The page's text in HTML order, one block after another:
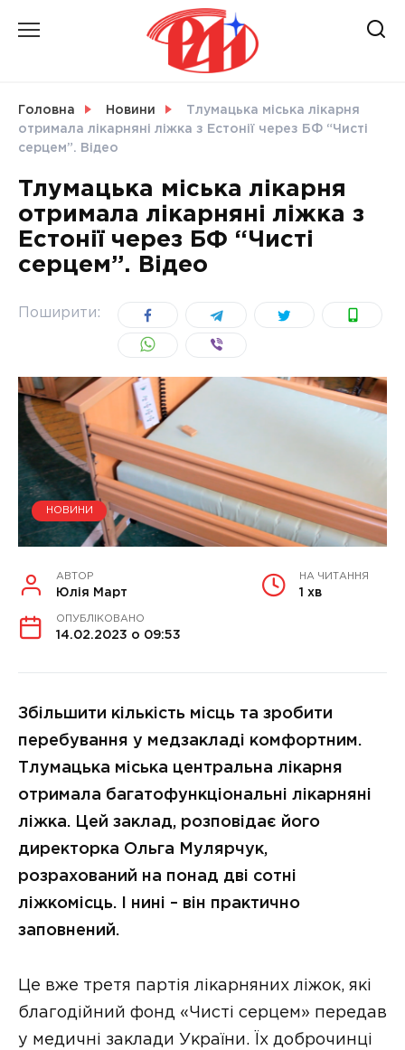
СВІТ
УКРАЇНА
Головна Новини
Тлумацька міська лікарня
отримала лікарняні ліжка з Естонії через БФ “Чисті
серцем”. Відео
Тлумацька міська лікарня
отримала лікарняні ліжка з
Естонії через БФ “Чисті
серцем”. Відео
Поширити:
НОВИНИ
АВТОР
Юлія Март
НА ЧИТАННЯ
1 хв
ОПУБЛІКОВАНО
14.02.2023 о 09:53
Збільшити кількість місць та зробити
перебування у медзакладі комфортним.
Тлумацька міська центральна лікарня
отримала багатофункціональні лікарняні
ліжка. Цей заклад, розповідає його
директорка Ольга Мулярчук,
розрахований на понад дві сотні
ліжкомісць. І нині – він практично
заповнений.
Це вже третя партія лікарняних ліжок, які
благодійний фонд «Чисті серцем» передав
у медичні заклади України. Їх доброчинці